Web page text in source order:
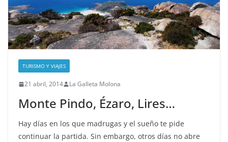
TURISMO Y VIAJES
21 abril, 2014 La Galleta Molona
Monte Pindo, Ézaro, Lires…
Hay días en los que madrugas y el sueño te pide
continuar la partida. Sin embargo, otros días no abre